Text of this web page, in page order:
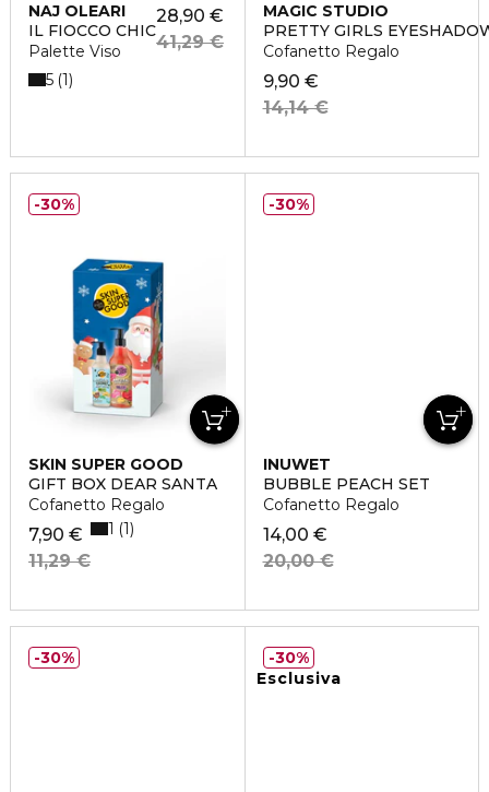
NAJ OLEARI
IL FIOCCO CHIC
Palette Viso
28,90 €
41,29 €
5 1
MAGIC STUDIO
PRETTY GIRLS
Cofanetto Regalo
9,90 €
14,14 €
SKIN SUPER GOOD
GIFT BOX DEAR SANTA
Cofanetto Regalo
7,90 €
11,29 €
1 1
30%
INUWET
BUBBLE PEACH SET
Cofanetto Regalo
14,00 €
20,00 €
30%
30%
Esclusiva
30%